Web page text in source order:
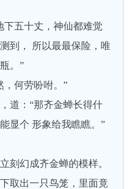
五十丈，神仙都难觉
到， 所以最最保险，唯
。”
何劳吩咐。”
：“那齐金蝉长得什
显个 形象给我瞧瞧。”
幻成齐金蝉的模样。
出一只鸟笼，里面竟